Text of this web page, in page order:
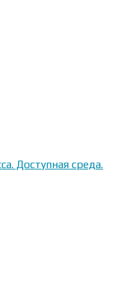
Доступная среда.